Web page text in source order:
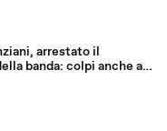
arrestato il
banda: colpi anche ad
300mila euro il bottino